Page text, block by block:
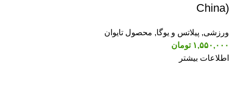
China)
ورزشی, پیلاتس و یوگا, محصول تایوان
۱,۵۵۰,۰۰۰ تومان
اطلاعات بیشتر